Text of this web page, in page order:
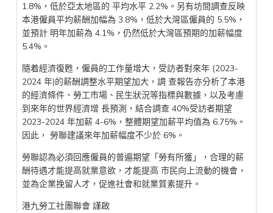
1.8%，低於亞太地區的 平均水平 2.2%。另有坊間調查反映
本港僱員平均薪酬加幅為 3.8%，低於大灣區僱員的 5.5%，
並預計 明年加薪為 4.1%，仍然低於大灣區預期的加薪幅度
5.4%。
隨着經濟復甦，僱員的工作量增大，受訪者對來年 (2023-
2024 年)的薪酬調整水平期望加大，調 查報告亦分析了本港
的經濟條件、勞工市場、民生狀況等指標與數據，以及考慮
到來年的世界經濟增 長預測，結合調查 40%受訪者期望
2023-2024 年加薪 4-6%，整體期望加薪平均值為 6.75%。
因此， 勞聯建議來年加薪幅度不少於 6%。
勞聯認為必須回應僱員的普遍期望「勞有所獲」，合理的薪
酬待遇才能提高就業意欲，才能提高 市民向上流動的機會，
並為企業挽留人才，促進社會和就業質素提升。
港九勞工社團聯會 謹啟